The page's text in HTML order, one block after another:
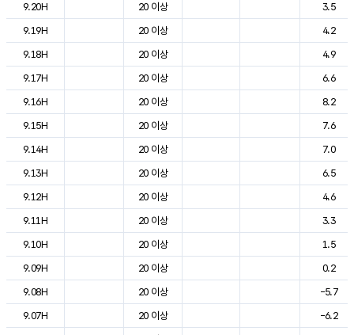
9.20H
20 이상
3.5
9.19H
20 이상
4.2
9.18H
20 이상
4.9
9.17H
20 이상
6.6
9.16H
20 이상
8.2
9.15H
20 이상
7.6
9.14H
20 이상
7.0
9.13H
20 이상
6.5
9.12H
20 이상
4.6
9.11H
20 이상
3.3
9.10H
20 이상
1.5
9.09H
20 이상
0.2
9.08H
20 이상
-5.7
9.07H
20 이상
-6.2